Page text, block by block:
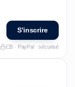
S'inscrire
CB · PayPal · sécurisé